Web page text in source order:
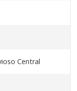
Central